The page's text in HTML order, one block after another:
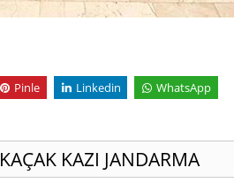
Pinle Linkedin WhatsApp
KAÇAK KAZI JANDARMA